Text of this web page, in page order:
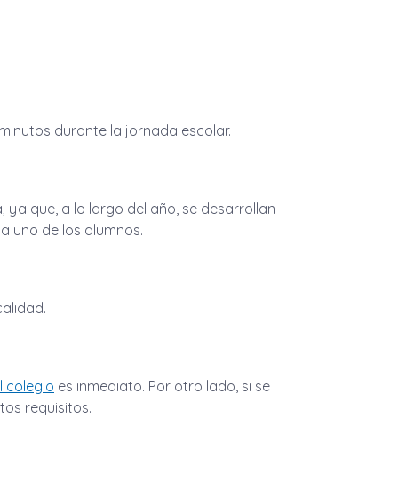
durante la jornada escolar.
que, a lo largo del año, se desarrollan
uno de los alumnos.
colegio es inmediato. Por otro lado, si se
requisitos.